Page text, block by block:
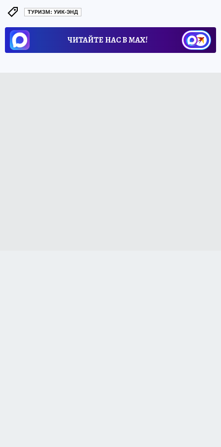
ТУРИЗМ: УИК-ЭНД
ЧИТАЙТЕ НАС В МАХ!